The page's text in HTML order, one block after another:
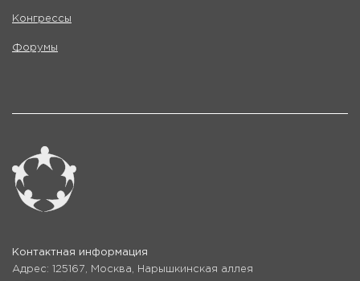
Конгрессы
Форумы
Контактная информация
Адрес: 125167, Москва, Нарышкинская аллея